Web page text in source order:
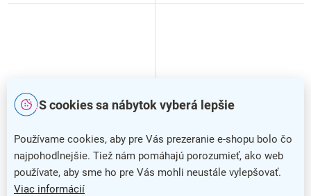
S cookies sa nábytok vyberá lepšie
Používame cookies, aby pre Vás prezeranie e-shopu bolo čo
najpohodlnejšie. Tiež nám pomáhajú porozumieť, ako web
používate, aby sme ho pre Vás mohli neustále vylepšovať.
Viac informácií
Jednotlivé papierové utierky
EKONOM, svetlo sivá
Jednotlivé papierové utierky
SIVÉ, svetlo sivá